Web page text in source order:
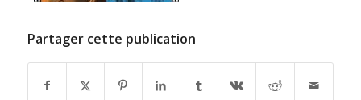
Partager cette publication